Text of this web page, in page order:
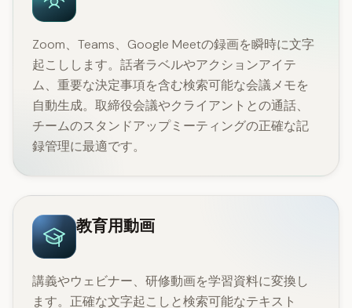
Zoom、Teams、Google Meetの録画を瞬時に文字
起こしします。話者ラベルやアクションアイテ
ム、重要な決定事項を含む検索可能な会議メモを
自動生成。取締役会議やクライアントとの通話、
チームのスタンドアップミーティングの正確な記
録管理に最適です。
教育用動画
講義やウェビナー、研修動画を学習資料に変換し
ます。正確な文字起こしと検索可能なテキスト